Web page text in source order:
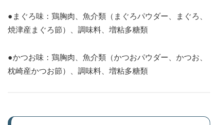
●まぐろ味：鶏胸肉、魚介類（まぐろパウダー、まぐろ、
焼津産まぐろ節）、調味料、増粘多糖類
●かつお味：鶏胸肉、魚介類（かつおパウダー、かつお、
枕崎産かつお節）、調味料、増粘多糖類